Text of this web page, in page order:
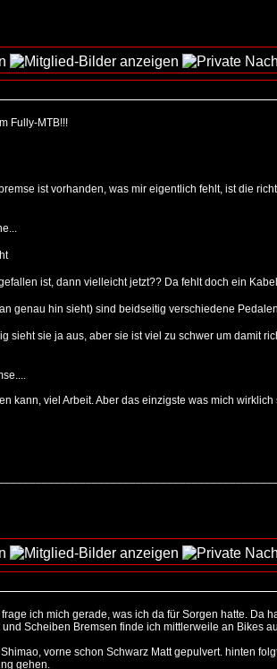
Fully-MTB!!!
ist vorhanden, was mir eigentlich fehlt, ist die
ist, dann vielleicht jetzt?? Da fehlt doch ein
genau hin sieht) sind beidseitig verschiedene
sieht sie ja aus, aber sie ist viel zu schwer um damit
kann, viel Arbeit. Aber das einzigste was mich
ich mich gerade, was ich da für Sorgen hatte.
Scheiben Bremsen finde ich mittlerweile an Bikes
vorne schon Schwarz Matt gepulvert. hinten
gehen.